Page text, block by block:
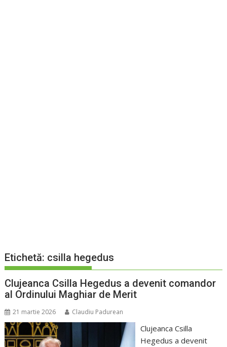
Etichetă: csilla hegedus
Clujeanca Csilla Hegedus a devenit comandor
al Ordinului Maghiar de Merit
21 martie 2026 Claudiu Padurean
Clujeanca Csilla
Hegedus a devenit